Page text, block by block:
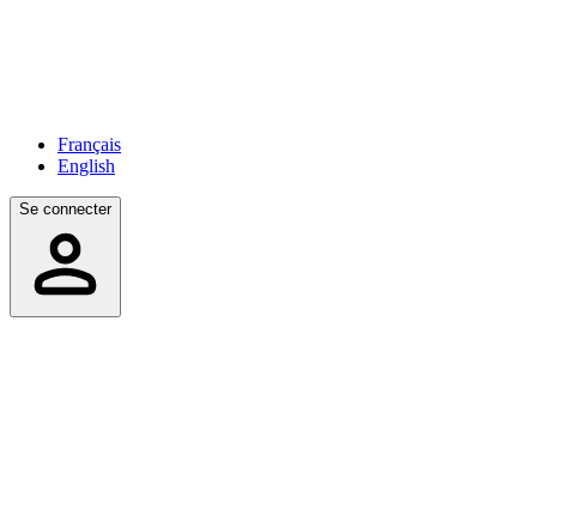
Français
English
Se connecter